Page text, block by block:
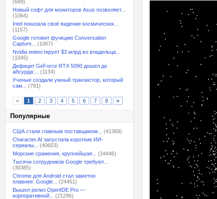
(689)
Новый софт для мониторов Asus позволяет...
(1064)
Intel показала своё видение космических...
(1157)
Google готовит функцию Conversation
Capture...
(1067)
Nvidia инвестирует $3 млрд во владельца...
(1045)
Дефицит GeForce RTX 5090 дошел до
абсурда:...
(1134)
Ученые создали умный транзистор, который
сам...
(791)
< 1 2 3 4 5 6 7 8 >
Популярные
США стали главным поставщиком...
(41369)
Character.AI запустила короткие ИИ-
сериалы...
(40603)
Морские сражения, крупнейшая...
(34446)
Тысячи сотрудников Google требуют...
(30385)
Chrome для Android стал заметно
плавнее: Google...
(24451)
Вышел релиз OpenIDE Pro —
корпоративной...
(21296)